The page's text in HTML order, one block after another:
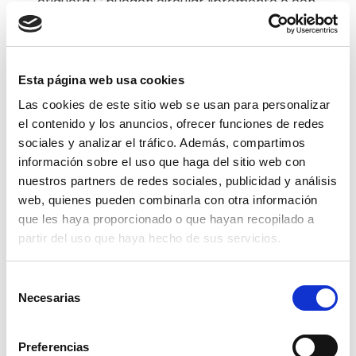
Esta página web usa cookies
Las cookies de este sitio web se usan para personalizar
el contenido y los anuncios, ofrecer funciones de redes
sociales y analizar el tráfico. Además, compartimos
información sobre el uso que haga del sitio web con
nuestros partners de redes sociales, publicidad y análisis
web, quienes pueden combinarla con otra información
que les haya proporcionado o que hayan recopilado a
partir del uso que haya hecho de sus servicios.
Necesarias
Preferencias
ciertas restricciones menos estrictas que los
vehículos sin etiqueta o con etiqueta B.
Menor coste a corto plazo que los ECO o
CERO: Los coches con etiqueta C suelen ser
más asequibles que los híbridos o eléctricos, lo
que puede suponer un ahorro en la compra en
el corto plazo.
Contras de comprar un
coche con etiqueta C
A pesar de sus ventajas, también hay algunos
Restricciones futuras en zonas urbanas: En